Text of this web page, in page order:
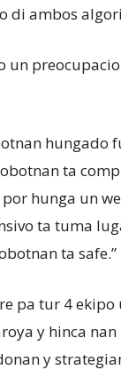
di ambos
hungado
ta
hunga un
ta tuma
ta safe.”
pa tur 4
y hinca
y